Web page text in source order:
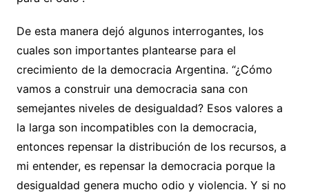
De esta manera dejó algunos interrogantes, los
cuales son importantes plantearse para el
crecimiento de la democracia Argentina. “¿Cómo
vamos a construir una democracia sana con
semejantes niveles de desigualdad? Esos valores a
la larga son incompatibles con la democracia,
entonces repensar la distribución de los recursos, a
mi entender, es repensar la democracia porque la
desigualdad genera mucho odio y violencia. Y si no